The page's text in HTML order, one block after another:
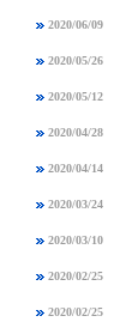
2020/06/09
2020/05/26
2020/05/12
2020/04/28
2020/04/14
2020/03/24
2020/03/10
2020/02/25
2020/02/25